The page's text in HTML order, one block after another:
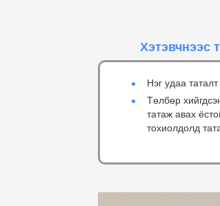
Хэтэвчнээс
Нэг удаа
Төлбөр
татаж авах
тохиолдолд